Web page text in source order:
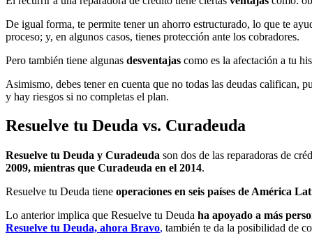
De igual forma, te permite tener un ahorro estructurado, lo que te
proceso; y, en algunos casos, tienes protección ante los cobradores.
Pero también tiene algunas desventajas como es la afectación a tu
Asimismo, debes tener en cuenta que no todas las deudas califican,
y hay riesgos si no completas el plan.
Resuelve tu Deuda vs. Curadeuda
Resuelve tu Deuda y Curadeuda son dos de las reparadoras de
2009, mientras que Curadeuda en el 2014.
Resuelve tu Deuda tiene operaciones en seis países de América
Lo anterior implica que Resuelve tu Deuda ha apoyado a más
Resuelve tu Deuda, ahora Bravo, también te da la posibilidad de